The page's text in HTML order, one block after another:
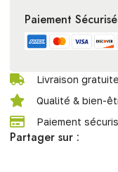
Paiement Sécurisé
Livraison
Qualité & bien-
Paiement
Partager sur :